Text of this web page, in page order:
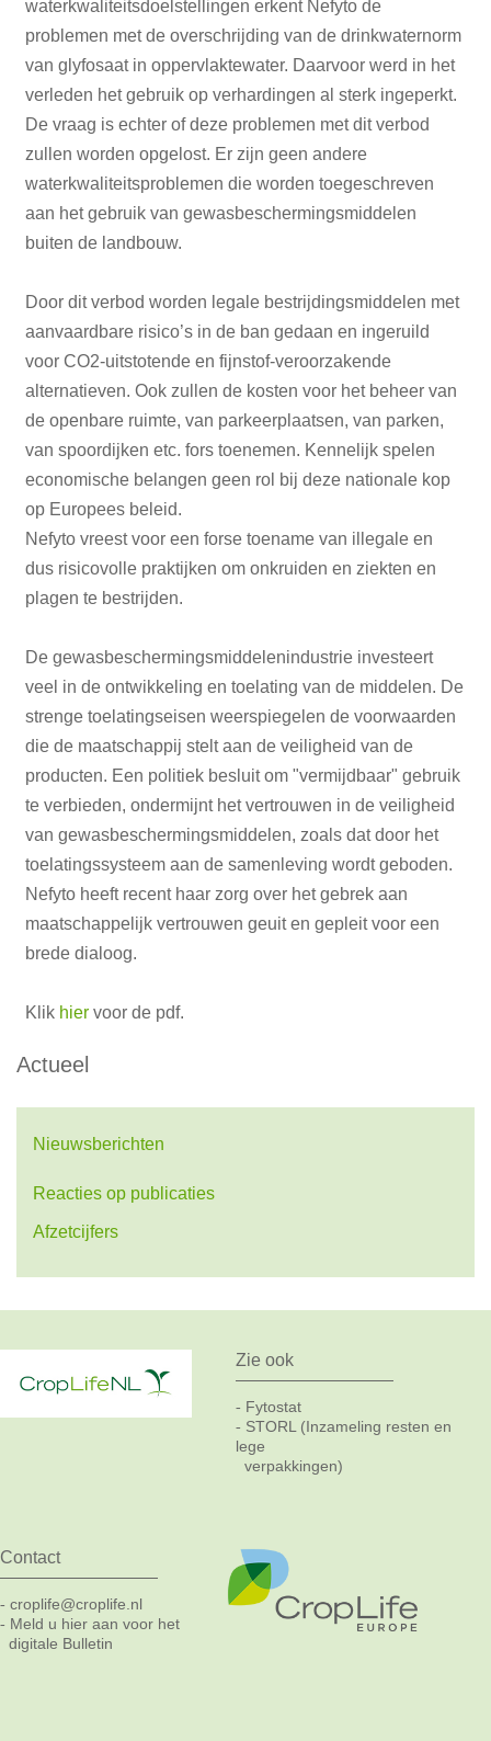
waterkwaliteitsdoelstellingen erkent Nefyto de
problemen met de overschrijding van de drinkwaternorm
van glyfosaat in oppervlaktewater. Daarvoor werd in het
verleden het gebruik op verhardingen al sterk ingeperkt.
De vraag is echter of deze problemen met dit verbod
zullen worden opgelost. Er zijn geen andere
waterkwaliteitsproblemen die worden toegeschreven
aan het gebruik van gewasbeschermingsmiddelen
buiten de landbouw.
Door dit verbod worden legale bestrijdingsmiddelen met
aanvaardbare risico’s in de ban gedaan en ingeruild
voor CO2-uitstotende en fijnstof-veroorzakende
alternatieven. Ook zullen de kosten voor het beheer van
de openbare ruimte, van parkeerplaatsen, van parken,
van spoordijken etc. fors toenemen. Kennelijk spelen
economische belangen geen rol bij deze nationale kop
op Europees beleid.
Nefyto vreest voor een forse toename van illegale en
dus risicovolle praktijken om onkruiden en ziekten en
plagen te bestrijden.
De gewasbeschermingsmiddelenindustrie investeert
veel in de ontwikkeling en toelating van de middelen. De
strenge toelatingseisen weerspiegelen de voorwaarden
die de maatschappij stelt aan de veiligheid van de
producten. Een politiek besluit om "vermijdbaar" gebruik
te verbieden, ondermijnt het vertrouwen in de veiligheid
van gewasbeschermingsmiddelen, zoals dat door het
toelatingssysteem aan de samenleving wordt geboden.
Nefyto heeft recent haar zorg over het gebrek aan
maatschappelijk vertrouwen geuit en gepleit voor een
brede dialoog.
Klik hier voor de pdf.
Actueel
Nieuwsberichten
Reacties op publicaties
Afzetcijfers
Zie ook
- Fytostat
- STORL (Inzameling resten en
lege
verpakkingen)
Contact
- croplife@croplife.nl
- Meld u hier aan voor het
digitale Bulletin